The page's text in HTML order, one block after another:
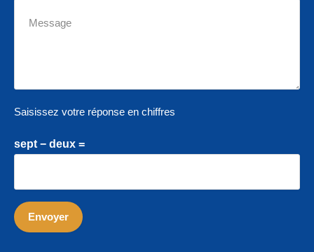
Saisissez votre réponse en chiffres
sept − deux =